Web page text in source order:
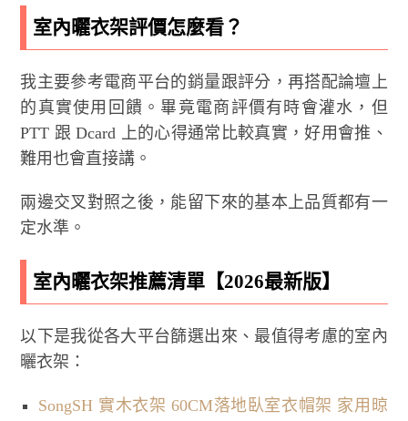
室內曬衣架評價怎麼看？
我主要參考電商平台的銷量跟評分，再搭配論壇上
的真實使用回饋。畢竟電商評價有時會灌水，但
PTT 跟 Dcard 上的心得通常比較真實，好用會推、
難用也會直接講。
兩邊交叉對照之後，能留下來的基本上品質都有一
定水準。
室內曬衣架推薦清單【2026最新版】
以下是我從各大平台篩選出來、最值得考慮的室內
曬衣架：
SongSH 實木衣架 60CM落地臥室衣帽架 家用晾